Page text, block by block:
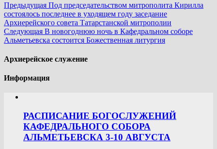
Предыдущая Под председательством митрополита Кирилла
состоялось последнее в уходящем году заседание
Архиерейского совета Татарстанской митрополии
Следующая В новогоднюю ночь в Кафедральном соборе
Альметьевска состоится Божественная литургия
Архиерейское служение
Информация
РАСПИСАНИЕ БОГОСЛУЖЕНИЙ
КАФЕДРАЛЬНОГО СОБОРА
АЛЬМЕТЬЕВСКА 3-10 АВГУСТА